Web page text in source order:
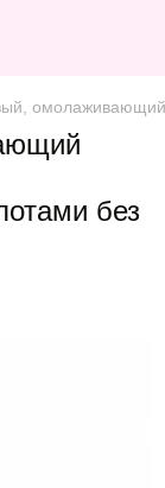
без